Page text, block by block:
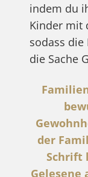
indem du
Kinder mit
sodass die
die Sache
der
Schrift
Gelesene